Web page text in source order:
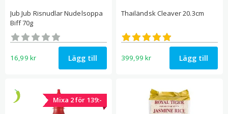
Jub Jub Risnudlar Nudelsoppa
Biff 70g
Betygsatt
0
av 5
16,99 kr Lägg till
Thailändsk Cleaver 20.3cm
Betygsatt
5.00
av 5
399,99 kr Lägg till
Mixa 2 för 139:-